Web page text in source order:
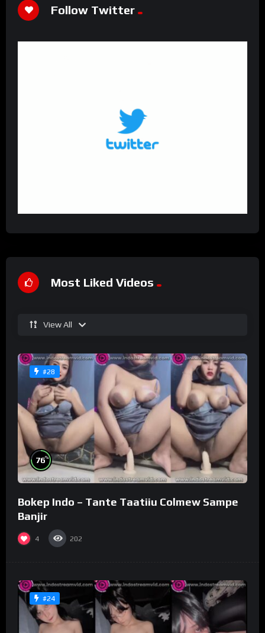
Follow Twitter
Most Liked Videos
View All
#28
76%
Bokep Indo – Tante Taatiiu Colmew Sampe
Banjir
4 202
#24